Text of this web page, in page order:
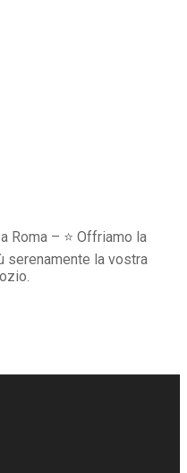
Roma – ⭐ Offriamo la
serenamente la vostra